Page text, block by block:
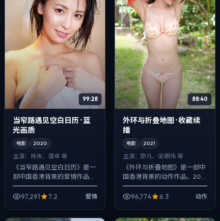
99:28
当窄路遇见空白日历 · 蓝
光画质
电影 2020
主演： 肖央、谭卓 等
《当窄路遇见空白日历》是一
部中国香港背景的爱情作品，
2020年公映，由刁亦男执
导，肖央、谭卓、赵涛等主
97,291 7.2 爱情
88:40
外环与折叠地图 · 收藏续
播
电影 2021
主演： 廖凡、梁朝伟 等
《外环与折叠地图》是一部中
国香港背景的动作作品，2021
年公映，由程耳执导，廖凡、
梁朝伟、汤唯等主演。配乐克
96,774 6.3 动作